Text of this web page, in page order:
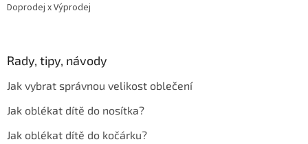
Doprodej x Výprodej
Rady, tipy, návody
Jak vybrat správnou velikost oblečení
Jak oblékat dítě do nosítka?
Jak oblékat dítě do kočárku?